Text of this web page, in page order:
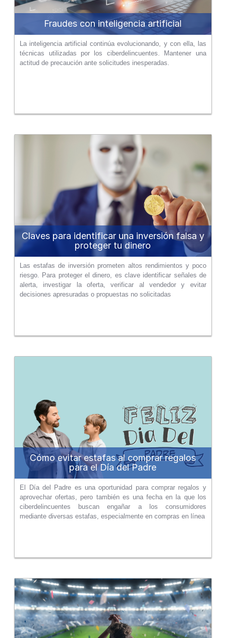
Fraudes con inteligencia artificial
La inteligencia artificial continúa evolucionando, y con ella, las
técnicas utilizadas por los ciberdelincuentes. Mantener una
actitud de precaución ante solicitudes inesperadas.
Claves para identificar una inversión falsa y
proteger tu dinero
Las estafas de inversión prometen altos rendimientos y poco
riesgo. Para proteger el dinero, es clave identificar señales de
alerta, investigar la oferta, verificar al vendedor y evitar
decisiones apresuradas o propuestas no solicitadas
Cómo evitar estafas al comprar regalos
para el Día del Padre
El Día del Padre es una oportunidad para comprar regalos y
aprovechar ofertas, pero también es una fecha en la que los
ciberdelincuentes buscan engañar a los consumidores
mediante diversas estafas, especialmente en compras en línea